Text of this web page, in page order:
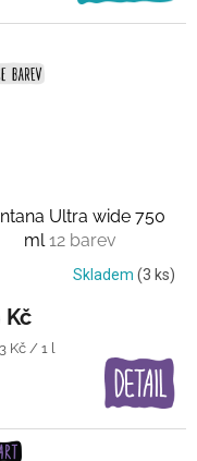
Ultra wide 750
ml12 barev
Skladem (3 ks)
Kč
Kč / 1 l